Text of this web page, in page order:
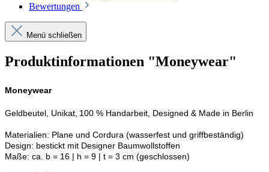
Bewertungen
Menü schließen
Produktinformationen "Moneywear"
Moneywear
Geldbeutel, Unikat, 100 % Handarbeit, Designed & Made in Berlin
Materialien: Plane und Cordura (wasserfest und griffbeständig)
Design: bestickt mit Designer Baumwollstoffen
Maße: ca. b = 16 | h = 9 | t = 3 cm (geschlossen)